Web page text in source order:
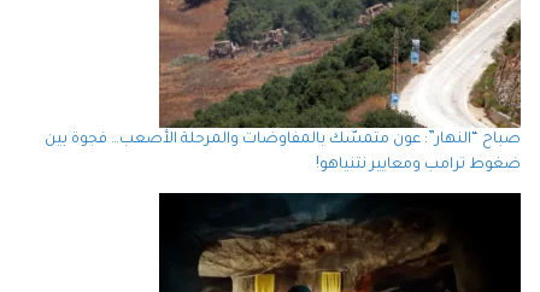
صباح “النهار”: عون متمسّك بالمفاوضات والمرحلة الأصعب… فجوة بين
ضغوط ترامب ومعايير نتنياهو!